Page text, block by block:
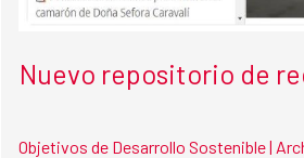
Nuevo repositorio de
Objetivos de Desarrollo Sostenible |